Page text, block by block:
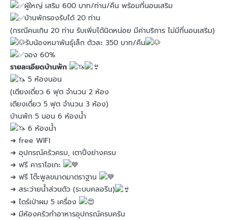
ผู้ใหญ่ เสริม 600 บาท/ท่าน/คืน พร้อมที่นอนเสริม
บ้านพักรองรับได้ 20 ท่าน
(กรณีคนเกิน 20 ท่าน รับเพิ่มได้นิดหน่อย มีค่าบริการ ไม่มีที่นอนเสริม)
รับน้องหมาพันธุ์เล็ก ตัวละ 350 บาท/คืน
จอง 60%
รายละเอียดบ้านพัก
5 ห้องนอน
(เตียงเดี่ยว 6 ฟุต จำนวน 2 ห้อง
เตียงเดี่ยว 5 ฟุต จำนวน 3 ห้อง)
บ้านพัก 5 นอน 6 ห้องน้ำ
6 ห้องน้ำ
➜ free WIFI
➜ อุปกรณ์ครัวครบ, เตาปิ้งย่างครบ
➜ ฟรี คาราโอเกะ
➜ ฟรี โต๊ะพูลขนาดมาตราฐาน
➜ สระว่ายน้ำส่วนตัว (ระบบคลอรีน)
➜ ไดร์เป่าผม 5 เครื่อง
➜ มีห้องครัวทำอาหารอุปกรณ์ครบครัน